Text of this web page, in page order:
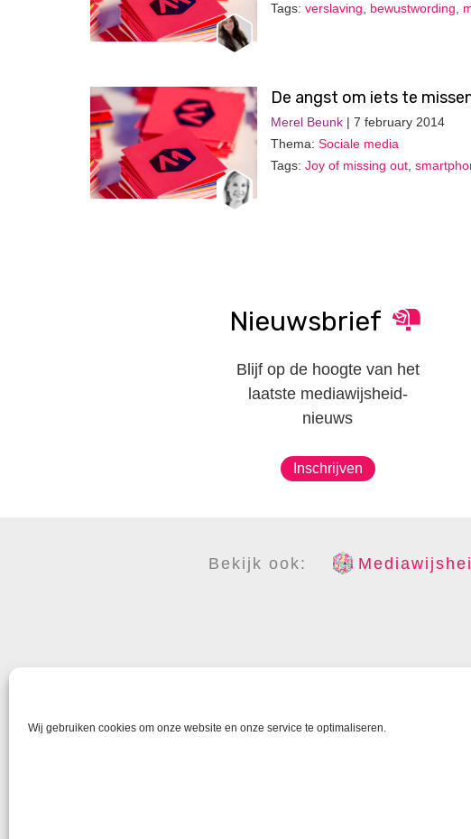
Wij gebruiken cookies om onze website en onze service te optimaliseren.
Tags: verslaving, bewustwording,
De angst om iets te
Merel Beunk | 7 february 2014
Thema: Sociale media
Tags: Joy of missing out
Nieuwsbrief
Blijf op de hoogte van het
laatste mediawijsheid-
nieuws
Inschrijven
Bekijk ook: